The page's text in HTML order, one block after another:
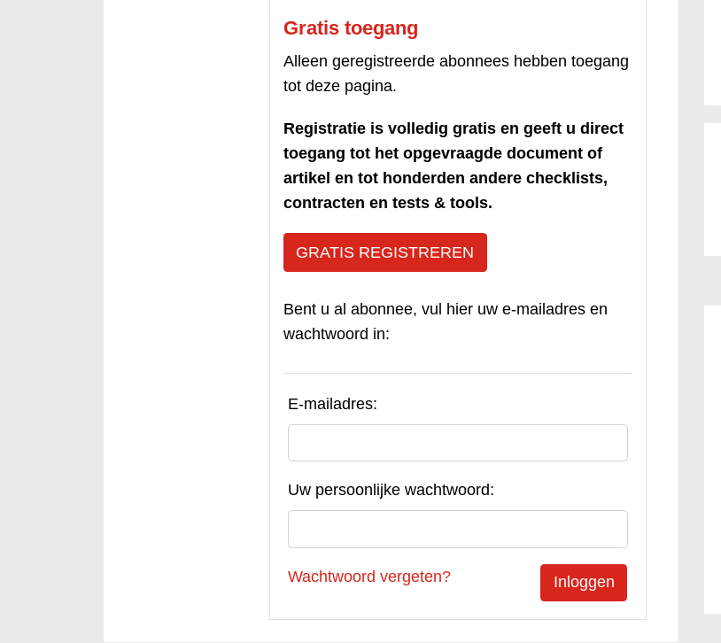
Gratis toegang
Alleen geregistreerde abonnees hebben toegang
tot deze pagina.
Registratie is volledig gratis en geeft u direct
toegang tot het opgevraagde document of
artikel en tot honderden andere checklists,
contracten en tests & tools.
GRATIS REGISTREREN
Bent u al abonnee, vul hier uw e-mailadres en
wachtwoord in:
E-mailadres:
Uw persoonlijke wachtwoord:
Wachtwoord vergeten?